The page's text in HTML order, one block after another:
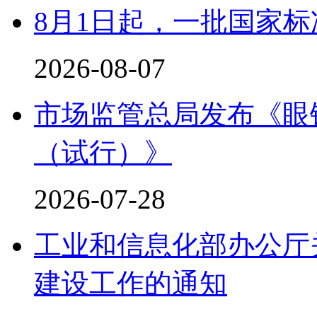
8月1日起，一批国家
2026-08-07
市场监管总局发布《
（试行）》
2026-07-28
工业和信息化部办公
建设工作的通知